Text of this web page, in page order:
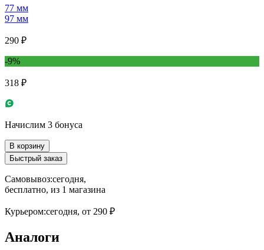
77 мм
97 мм
290 ₽
-9%
318 ₽
Начислим 3 бонуса
В корзину
Быстрый заказ
Самовывоз:сегодня,
бесплатно, из 1 магазина
Курьером:сегодня, от 290 ₽
Аналоги